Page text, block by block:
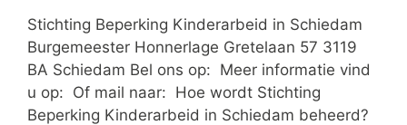
Stichting Beperking Kinderarbeid in Schiedam
Burgemeester Honnerlage Gretelaan 57 3119
BA Schiedam Bel ons op: Meer informatie vind
u op: Of mail naar: Hoe wordt Stichting
Beperking Kinderarbeid in Schiedam beheerd?